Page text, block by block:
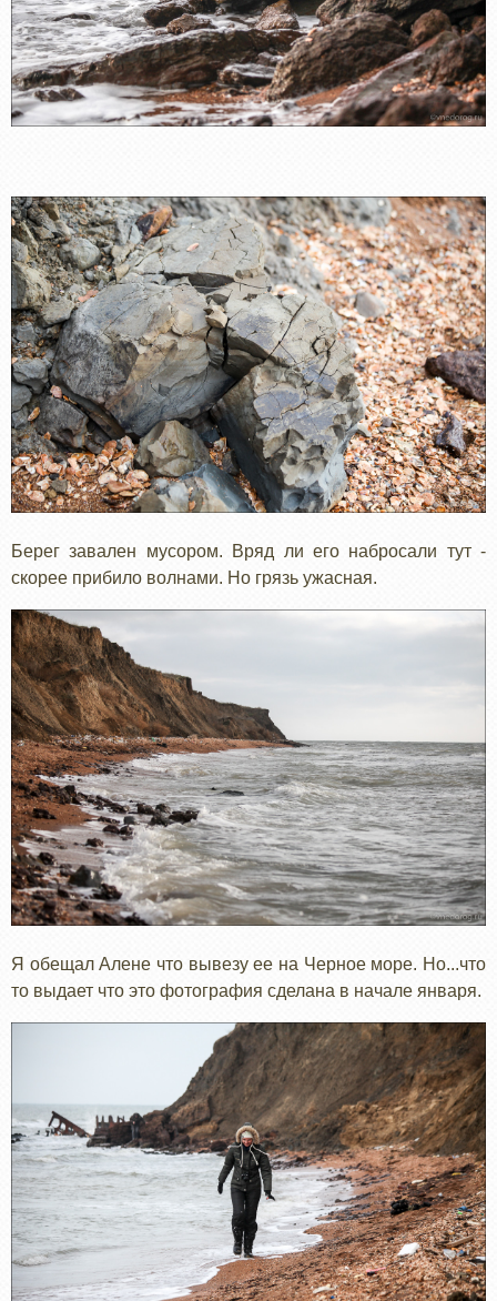
Берег завален мусором. Вряд ли его набросали тут -
скорее прибило волнами. Но грязь ужасная.
Я обещал Алене что вывезу ее на Черное море. Но...что
то выдает что это фотография сделана в начале января.